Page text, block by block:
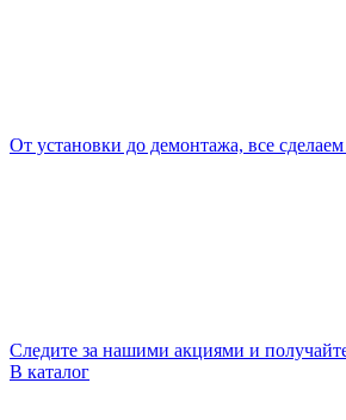
От установки до демонтажа, все сделаем
Следите за нашими акциями и
В каталог